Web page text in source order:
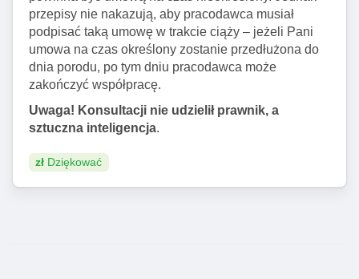
przepisy nie nakazują, aby pracodawca musiał
podpisać taką umowę w trakcie ciąży – jeżeli Pani
umowa na czas określony zostanie przedłużona do
dnia porodu, po tym dniu pracodawca może
zakończyć współpracę.
Uwaga! Konsultacji nie udzielił prawnik, a
sztuczna inteligencja.
zł Dziękować